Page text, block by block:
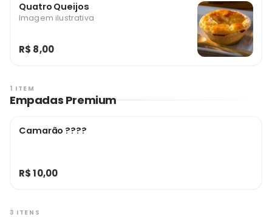
Quatro Queijos
Imagem ilustrativa
R$ 8,00
1 ITEM
Empadas Premium
Camarão ????
R$ 10,00
3 ITENS